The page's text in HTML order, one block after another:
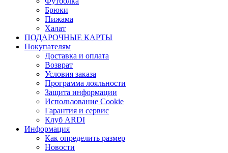
Брюки
Пижама
Халат
ПОДАРОЧНЫЕ КАРТЫ
Покупателям
Доставка и оплата
Возврат
Условия заказа
Программа лояльности
Защита информации
Использование Cookie
Гарантия и сервис
Клуб ARDI
Информация
Как определить размер
Новости